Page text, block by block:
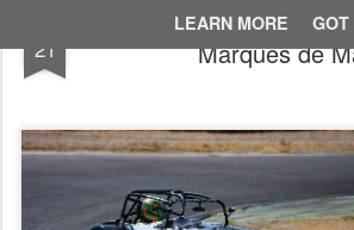
LEARN MORE GOT
21
Fim-de-semana
Marques de